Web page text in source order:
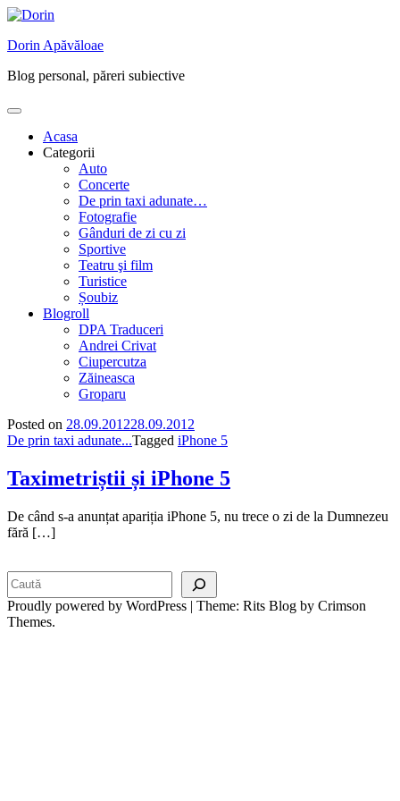
Skip
content
Dorin Apăvăloae
Blog personal, păreri subiective
Acasa
Categorii
Auto
Concerte
De prin taxi adunate…
Fotografie
Gânduri de zi cu zi
Sportive
Teatru şi film
Turistice
Șoubiz
Blogroll
DPA Traduceri
Andrei Crivat
Ciupercutza
Zăineasca
Groparu
Posted on 28.09.201228.09.2012
De prin taxi adunate...Tagged iPhone 5
Taximetriștii și iPhone 5
De când s-a anunțat apariția iPhone 5, nu trece o zi de la Dumnezeu
fără […]
Proudly powered by WordPress | Theme: Rits Blog by Crimson
Themes.